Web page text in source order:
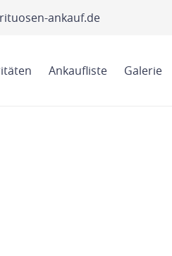
ankauf.de
Ankaufliste Galerie